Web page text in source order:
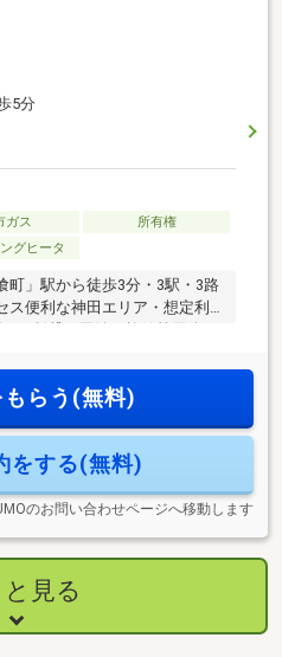
5分
ガス
所有権
グヒータ
」駅から徒歩3分・3駅・3路
ス便利な神田エリア・想定利
い。・平日・土日・祝祭日の
出勤前、お仕事の合間、お仕
談】お気軽にご相談下さい！
もらう(無料)
をする(無料)
のお問い合わせページへ移動します
見る